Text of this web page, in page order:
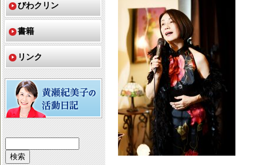
びわクリン
書籍
リンク